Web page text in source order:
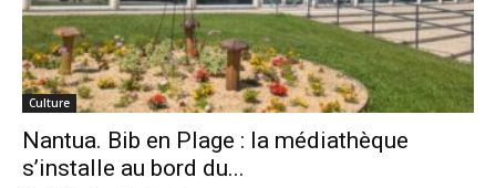
Culture
Nantua. Bib en Plage : la médiathèque
s’installe au bord du...